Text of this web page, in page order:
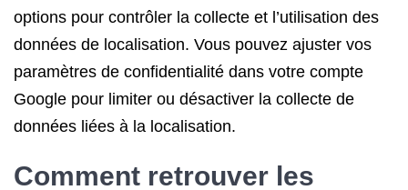
options pour contrôler la collecte et l’utilisation des
données de localisation. Vous pouvez ajuster vos
paramètres de confidentialité dans votre compte
Google pour limiter ou désactiver la collecte de
données liées à la localisation.
Comment retrouver les